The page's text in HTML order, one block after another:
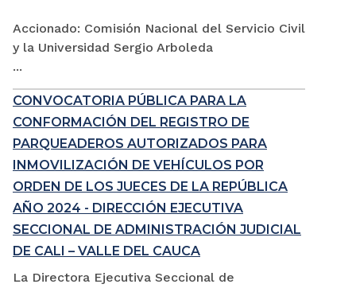
Accionado: Comisión Nacional del Servicio Civil
y la Universidad Sergio Arboleda
...
CONVOCATORIA PÚBLICA PARA LA
CONFORMACIÓN DEL REGISTRO DE
PARQUEADEROS AUTORIZADOS PARA
INMOVILIZACIÓN DE VEHÍCULOS POR
ORDEN DE LOS JUECES DE LA REPÚBLICA
AÑO 2024 - DIRECCIÓN EJECUTIVA
SECCIONAL DE ADMINISTRACIÓN JUDICIAL
DE CALI – VALLE DEL CAUCA
La Directora Ejecutiva Seccional de